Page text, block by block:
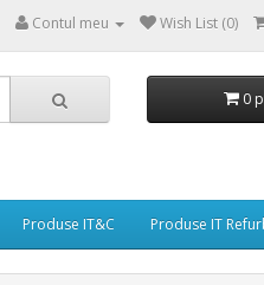
Contul meu Wish List (0)
0
Produse IT&C Produse IT